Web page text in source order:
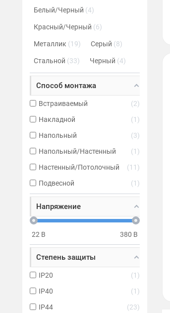
Белый/Черный 4
Красный/Черный 6
Металлик 19 Серый 8
Стальной 33 Черный 4
Способ монтажа
Встраиваемый
2
Накладной
1
Напольный
3
Напольный/Настенный
1
Настенный/Потолочный
11
Подвесной
1
Напряжение
22 В 380 В
Степень защиты
IP20
1
IP40
1
IP44
23